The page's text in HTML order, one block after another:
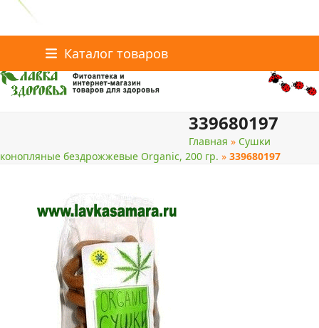
content
Каталог товаров
Доставка и оплата
Скидки
339680197
Главная » Сушки
конопляные бездрожжевые Organic, 200 гр. » 339680197